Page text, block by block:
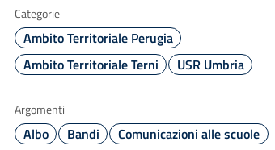
Categorie
Ambito Territoriale Perugia
Ambito Territoriale Terni
USR Umbria
Argomenti
Albo Bandi
Comunicazioni alle scuole